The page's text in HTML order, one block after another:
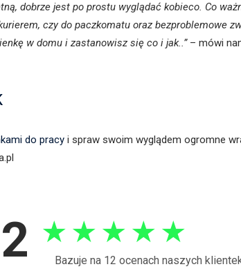
dobrze jest po prostu wyglądać kobieco. Co
czy do paczkomatu oraz bezproblemowe
w domu i zastanowisz się co i jak..”– mówi
do pracy i spraw swoim wyglądem ogromne
★ ★ ★ ★ ★
Bazuje na 12 ocenach naszych